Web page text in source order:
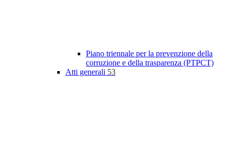
Piano triennale per la prevenzione della
corruzione e della trasparenza (PTPCT)
Atti generali 53